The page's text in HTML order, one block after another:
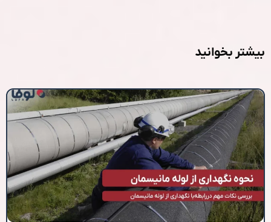
بیشتر بخوانید